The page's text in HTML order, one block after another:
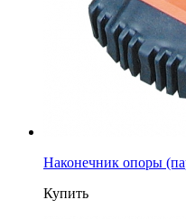
Наконечник опоры
Купить